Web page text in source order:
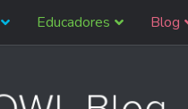
Educadores Blog